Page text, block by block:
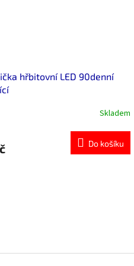
hřbitovní LED 90denní
Skladem
Do košíku